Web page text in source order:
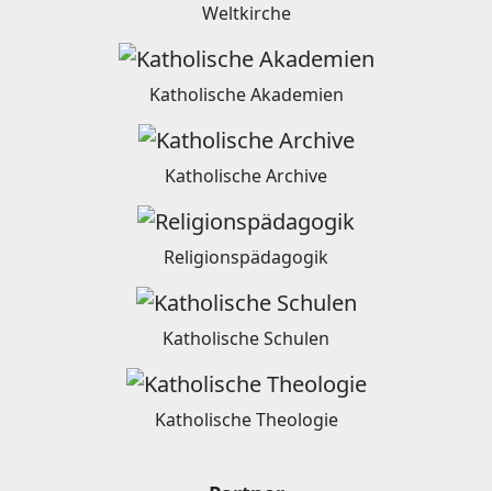
Weltkirche
Katholische Akademien
Katholische Archive
Religionspädagogik
Katholische Schulen
Katholische Theologie